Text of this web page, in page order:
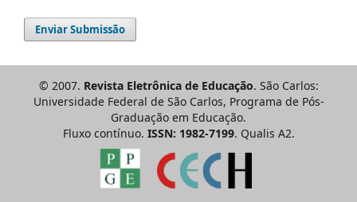
Enviar Submissão
© 2007. Revista Eletrônica de Educação. São Carlos:
Universidade Federal de São Carlos, Programa de Pós-
Graduação em Educação.
Fluxo contínuo. ISSN: 1982-7199. Qualis A2.